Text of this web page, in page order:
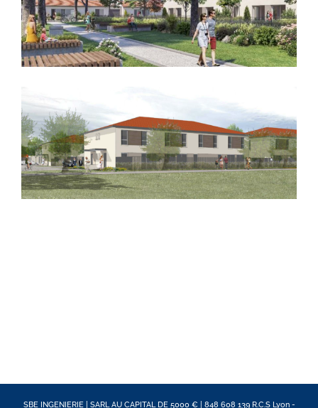
SBE INGENIERIE | SARL AU CAPITAL DE 5000 € | 848 608 139 R.C.S Lyon -